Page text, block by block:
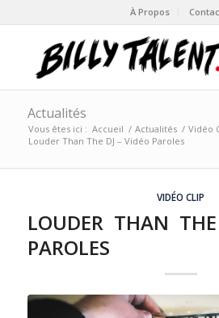
À Propos
Actualités
Vous êtes ici : Accueil / Actualités / Vidéo
Louder Than The DJ – Vidéo Paroles
VIDÉO CLIP
LOUDER THAN
PAROLES